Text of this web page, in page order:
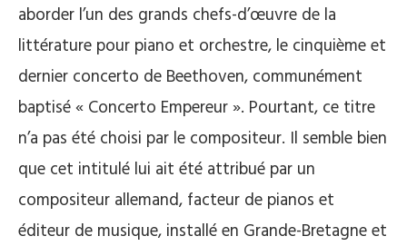
aborder l’un des grands chefs-d’œuvre de la
littérature pour piano et orchestre, le cinquième et
dernier concerto de Beethoven, communément
baptisé « Concerto Empereur ». Pourtant, ce titre
n’a pas été choisi par le compositeur. Il semble bien
que cet intitulé lui ait été attribué par un
compositeur allemand, facteur de pianos et
éditeur de musique, installé en Grande-Bretagne et